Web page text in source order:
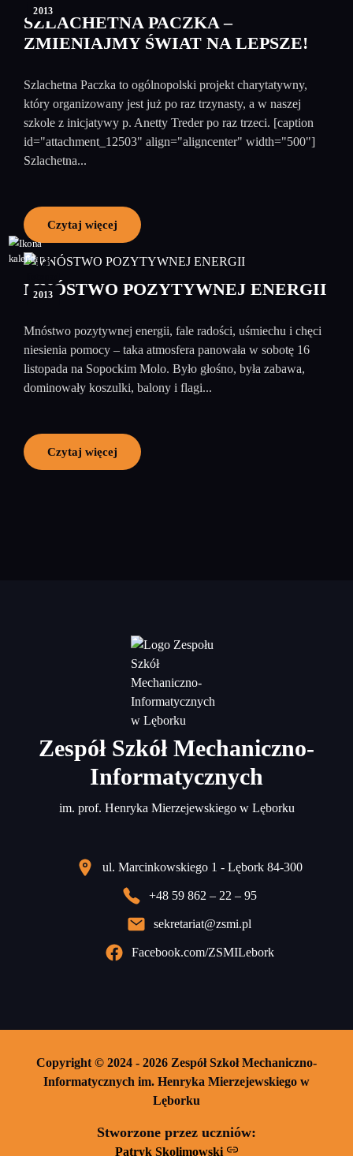
2013
SZLACHETNA PACZKA –
ZMIENIAJMY ŚWIAT NA LEPSZE!
Szlachetna Paczka to ogólnopolski projekt charytatywny,
który organizowany jest już po raz trzynasty, a w naszej
szkole z inicjatywy p. Anetty Treder po raz trzeci. [caption
id="attachment_12503" align="aligncenter" width="500"]
Szlachetna...
Czytaj więcej
18
2013
MNÓSTWO POZYTYWNEJ ENERGII
Mnóstwo pozytywnej energii, fale radości, uśmiechu i chęci
niesienia pomocy – taka atmosfera panowała w sobotę 16
listopada na Sopockim Molo. Było głośno, była zabawa,
dominowały koszulki, balony i flagi...
Czytaj więcej
Zespół Szkół Mechaniczno-
Informatycznych
im. prof. Henryka Mierzejewskiego w Lęborku
ul. Marcinkowskiego 1 - Lębork 84-300
+48 59 862 – 22 – 95
sekretariat@zsmi.pl
Facebook.com/ZSMILebork
Copyright © 2024 - 2026 Zespół Szkoł Mechaniczno-
Informatycznych im. Henryka Mierzejewskiego w
Lęborku
Stworzone przez uczniów:
Patryk Skolimowski